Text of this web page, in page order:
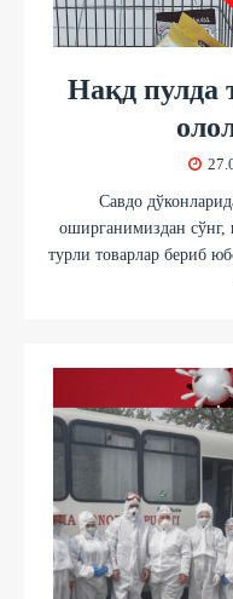
Нақд пулда
Савдо
оширганимиздан сўнг,
турли товарлар бериб